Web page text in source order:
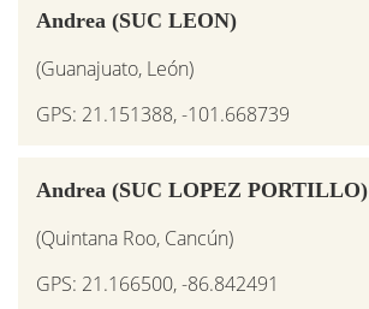
Andrea (SUC LEON)
(Guanajuato, León)
GPS: 21.151388, -101.668739
Andrea (SUC LOPEZ PORTILLO)
(Quintana Roo, Cancún)
GPS: 21.166500, -86.842491